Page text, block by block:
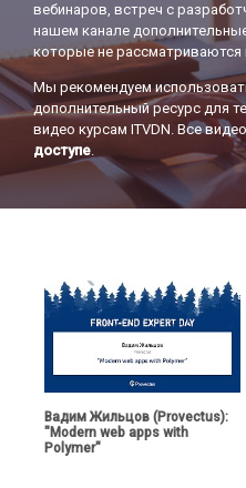
вебинаров, встреч с
нашем канале
которые не рассматриваются
Мы рекомендуем
дополнительный ресурс для
видео курсам ITVDN. Все
доступе.
Вадим Жильцов (Provectus):
"Modern web apps with
Polymer"